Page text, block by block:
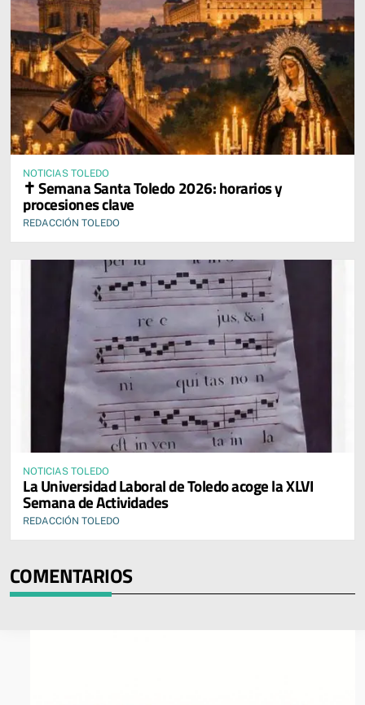
NOTICIAS TOLEDO
✝️ Semana Santa Toledo 2026: horarios y
procesiones clave
REDACCIÓN TOLEDO
NOTICIAS TOLEDO
La Universidad Laboral de Toledo acoge la XLVI
Semana de Actividades
REDACCIÓN TOLEDO
COMENTARIOS